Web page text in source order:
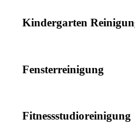
Kindergarten
Fensterreinigung
Fitnessstudioreinigung